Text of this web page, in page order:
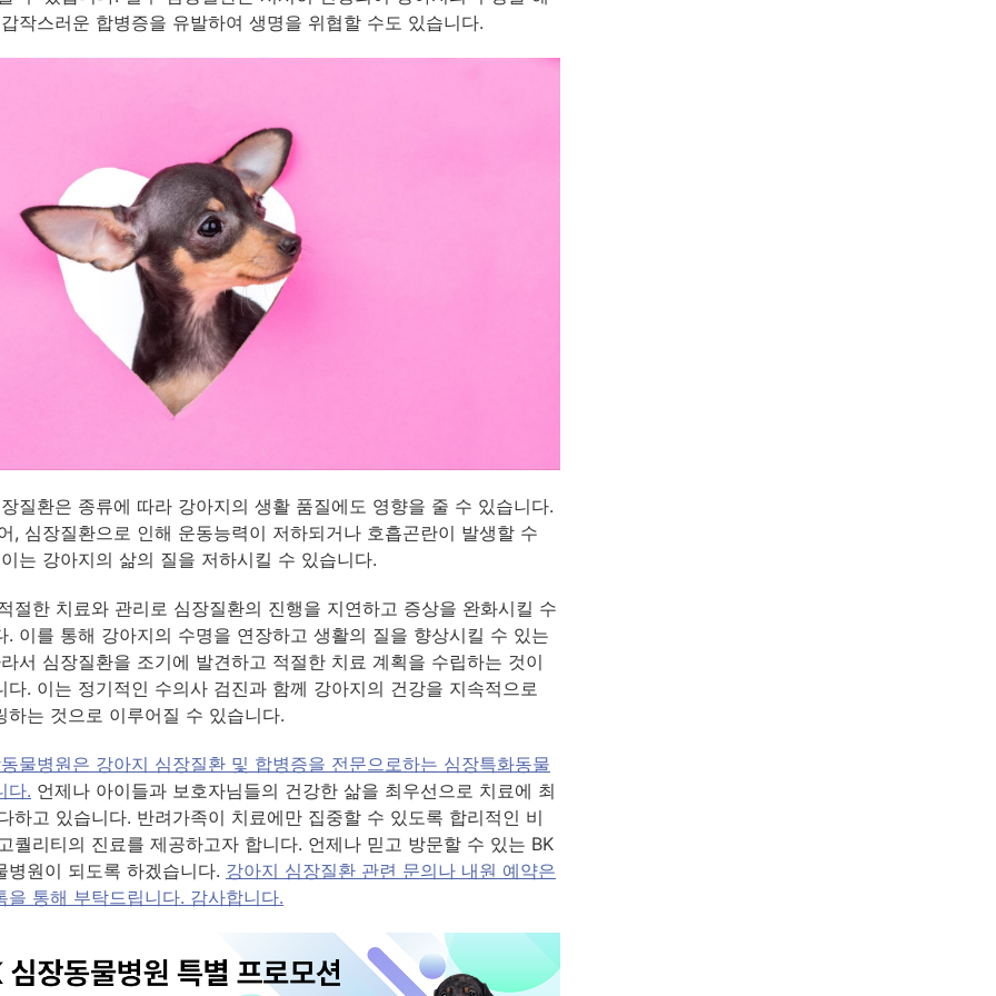
작스러운 합병증을 유발하여 생명을 위협할 수도 있습니다.
질환은 종류에 따라 강아지의 생활 품질에도 영향을 줄 수 있습니다.
, 심장질환으로 인해 운동능력이 저하되거나 호흡곤란이 발생할 수
는 강아지의 삶의 질을 저하시킬 수 있습니다.
절한 치료와 관리로 심장질환의 진행을 지연하고 증상을 완화시킬 수
. 이를 통해 강아지의 수명을 연장하고 생활의 질을 향상시킬 수 있는
서 심장질환을 조기에 발견하고 적절한 치료 계획을 수립하는 것이
다. 이는 정기적인 수의사 검진과 함께 강아지의 건강을 지속적으로
하는 것으로 이루어질 수 있습니다.
물병원은 강아지 심장질환 및 합병증을 전문으로하는 심장특화동물
다. 언제나 아이들과 보호자님들의 건강한 삶을 최우선으로 치료에 최
하고 있습니다. 반려가족이 치료에만 집중할 수 있도록 합리적인 비
퀄리티의 진료를 제공하고자 합니다. 언제나 믿고 방문할 수 있는 BK
병원이 되도록 하겠습니다. 강아지 심장질환 관련 문의나 내원 예약은
을 통해 부탁드립니다. 감사합니다.